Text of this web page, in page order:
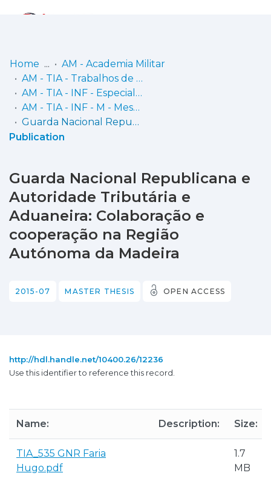
Communities
& Collections
Browse repository
Statistics
Home
AM - Academia Militar
AM - TIA - Trabalhos de Investigação Aplicada
AM - TIA - INF - Especialidade de Infantaria
AM - TIA - INF - M - Mestrado em Ciências Militares na Especialidade de Infantaria
Guarda Nacional Republicana e Autoridade Tributária e Aduaneira: Colaboração e cooperação na Região Autónoma da Madeira
Publication
Guarda Nacional Republicana e
Autoridade Tributária e
Aduaneira: Colaboração e
cooperação na Região
Autónoma da Madeira
2015-07 MASTER THESIS OPEN ACCESS
http://hdl.handle.net/10400.26/12236
Use this identifier to reference this record.
Name: Description: Size:
TIA_535 GNR Faria
Hugo.pdf
1.7
MB